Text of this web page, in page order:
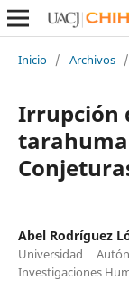
Inicio / Archivos /
Irrupción
Abel Rodríguez
Universidad
Investigaciones